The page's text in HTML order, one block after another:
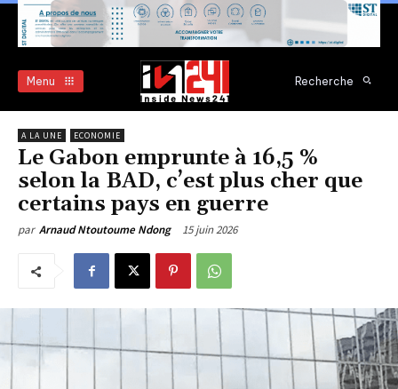
Menu Recherche
A LA UNE ECONOMIE
Le Gabon emprunte à 16,5 %
selon la BAD, c’est plus cher que
certains pays en guerre
par Arnaud Ntoutoume Ndong 15 juin 2026